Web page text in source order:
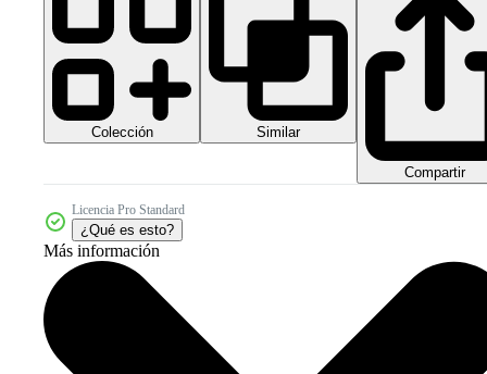
Colección Similar
Compartir
Licencia Pro Standard
¿Qué es esto?
Más información